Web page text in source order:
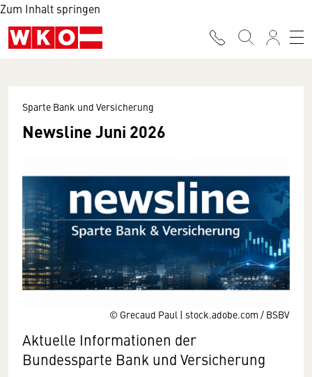
Zum Inhalt springen
© Grecaud Paul | stock.adobe.com / BSBV
Sparte Bank und Versicherung
Newsline Juni 2026
Aktuelle Informationen der
Bundessparte Bank und Versicherung